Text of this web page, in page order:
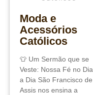
Moda e
Acessórios
Católicos
👕 Um Sermão que se
Veste: Nossa Fé no Dia
a Dia São Francisco de
Assis nos ensina a